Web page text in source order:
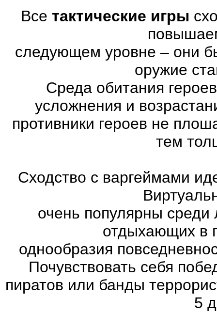
Все тактические игры
следующем уровне – они
оружие
Среда обитания
усложнения и
противники героев не
тем
Сходство с варгеймами
очень популярны
отдыхающих в
однообразия
Почувствовать себя
пиратов или банды
5